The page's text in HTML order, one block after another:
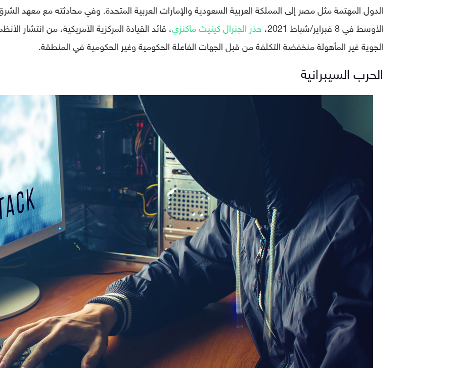
الدول المهتمة مثل مصر إلى المملكة العربية السعودية والإمارات العربية المتحدة. وفي محادثته مع معهد
الأوسط في 8 فبراير/شباط 2021،
حذر الجنرال كينيث ماكنزي، قائد القيادة المركزية الأمريكية، من انتشار
الجوية غير المأهولة منخفضة التكلفة من قبل الجهات الفاعلة الحكومية وغير الحكومية في المنطقة.
الحرب السيبرانية